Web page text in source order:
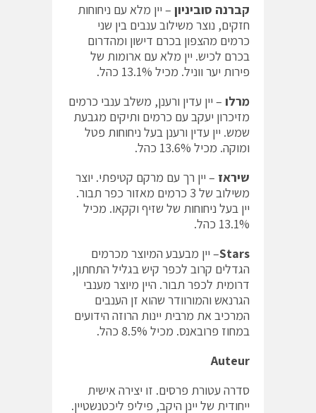
קברנה סוביניון – יין מלא עם ניחוחות
חזקים, נוצר משילוב ענבים בין שני
כרמים מהצפון בכרם דישון ומהדרום
בכרם לכיש. יין מלא עם ארומות של
פירות יער ווניל. מכיל 13.1% כהל.
מרלו – יין עדין ורענן, משלב ענבי כרמים
מזיכרון יעקב עם כרמים ותיקים מגבעת
שמש. יין עדין ורענן בעל ניחוחות פטל
ומוקה. מכיל 13.6% כהל.
שיראז – יין רך עם מרקם קטיפתי. יוצר
משילוב של 3 כרמים מאזור כפר תבור.
יין בעל ניחוחות של שזיף וקקאו. מכיל
13.1% כהל.
Stars– יין מבעבע המיוצר מכרמים
הגדלים קרוב לכפר קיש בגליל התחתון,
דרומית לכפר תבור. היין מיוצר מענבי
הגרנאש והמורוודר שהוא זן הענבים
המרכיב את מרבית יינות הרוזה הידועים
במחוז פרובאנס. מכיל 8.5% כהל.
Auteur
סדרה עטורת פרסים. זו יצירה אישית
ייחודית של יינן היקב, פיליפ ליכטנשטיין.